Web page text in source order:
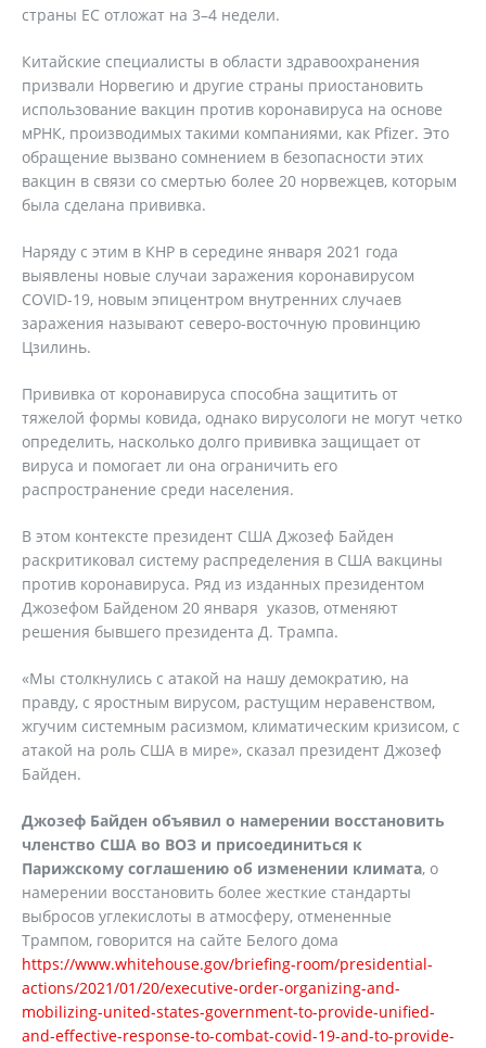
страны ЕС отложат на 3–4 недели.
Китайские специалисты в области здравоохранения
призвали Норвегию и другие страны приостановить
использование вакцин против коронавируса на основе
мРНК, производимых такими компаниями, как Pfizer. Это
обращение вызвано сомнением в безопасности этих
вакцин в связи со смертью более 20 норвежцев, которым
была сделана прививка.
Наряду с этим в КНР в середине января 2021 года
выявлены новые случаи заражения коронавирусом
COVID-19, новым эпицентром внутренних случаев
заражения называют северо-восточную провинцию
Цзилинь.
Прививка от коронавируса способна защитить от
тяжелой формы ковида, однако вирусологи не могут четко
определить, насколько долго прививка защищает от
вируса и помогает ли она ограничить его
распространение среди населения.
В этом контексте президент США Джозеф Байден
раскритиковал систему распределения в США вакцины
против коронавируса. Ряд из изданных президентом
Джозефом Байденом 20 января указов, отменяют
решения бывшего президента Д. Трампа.
«Мы столкнулись с атакой на нашу демократию, на
правду, с яростным вирусом, растущим неравенством,
жгучим системным расизмом, климатическим кризисом, с
атакой на роль США в мире», сказал президент Джозеф
Байден.
Джозеф Байден объявил о намерении восстановить
членство США во ВОЗ и присоединиться к
Парижскому соглашению об изменении климата, о
намерении восстановить более жесткие стандарты
выбросов углекислоты в атмосферу, отмененные
Трампом, говорится на сайте Белого дома
https://www.whitehouse.gov/briefing-room/presidential-
actions/2021/01/20/executive-order-organizing-and-
mobilizing-united-states-government-to-provide-unified-
and-effective-response-to-combat-covid-19-and-to-provide-